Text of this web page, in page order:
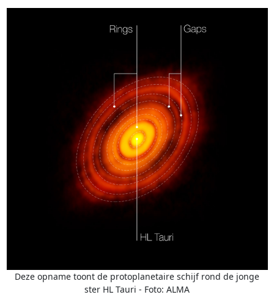
Deze opname toont de protoplanetaire schijf rond de jonge
ster HL Tauri - Foto: ALMA